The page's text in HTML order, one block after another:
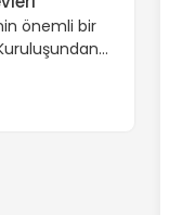
önemli bir